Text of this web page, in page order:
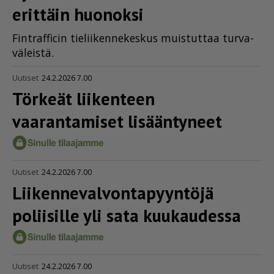
erittäin huonoksi
Fint­raf­fi­cin tie­lii­ken­ne­kes­kus muis­tut­taa tur­va­
vä­leis­tä.
Uutiset 24.2.2026 7.00
Törkeät liikenteen
vaarantamiset lisääntyneet
Uutiset 24.2.2026 7.00
Liiken­ne­val­von­ta­pyyntöjä
poliisille yli sata kuukaudessa
Uutiset 24.2.2026 7.00